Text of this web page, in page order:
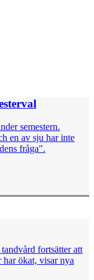
semestern.
en av sju har inte
fråga".
fortsätter att
ökat, visar nya